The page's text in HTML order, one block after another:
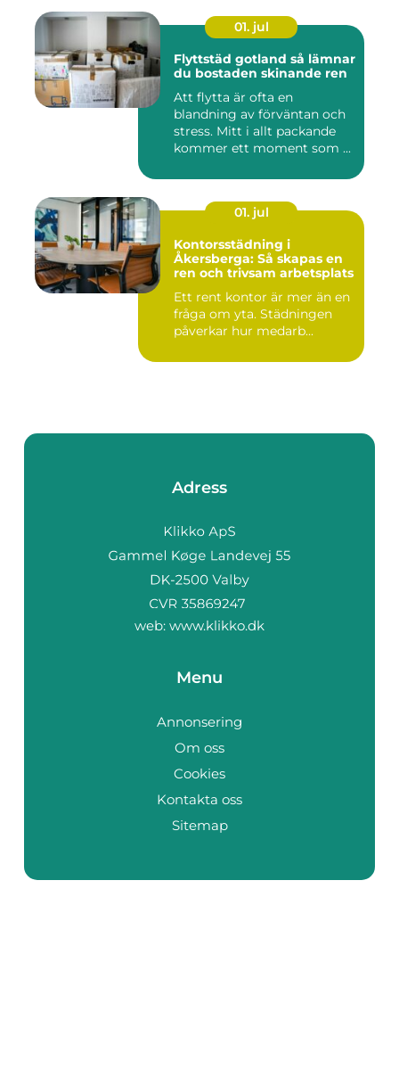
01. jul
Flyttstäd gotland så lämnar
du bostaden skinande ren
Att flytta är ofta en
blandning av förväntan och
stress. Mitt i allt packande
kommer ett moment som ...
01. jul
Kontorsstädning i
Åkersberga: Så skapas en
ren och trivsam arbetsplats
Ett rent kontor är mer än en
fråga om yta. Städningen
påverkar hur medarb...
Adress
web: www.klikko.dk
Menu
Annonsering
Om oss
Cookies
Kontakta oss
Sitemap